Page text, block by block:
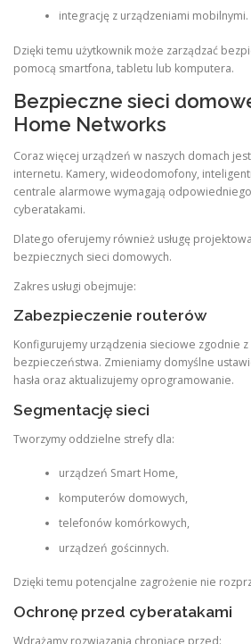
integrację z urządzeniami mobilnymi.
Dzięki temu użytkownik może zarządzać
pomocą smartfona, tabletu lub komputera.
Bezpieczne sieci
Home Networks
Coraz więcej urządzeń w naszych domach
internetu. Kamery, wideodomofony,
centrale alarmowe wymagają
cyberatakami.
Dlatego oferujemy również usługę
bezpiecznych sieci domowych.
Zakres usługi obejmuje:
Zabezpieczenie routerów
Konfigurujemy urządzenia sieciowe zgodnie
bezpieczeństwa. Zmieniamy domyślne
hasła oraz aktualizujemy oprogramowanie.
Segmentację sieci
Tworzymy oddzielne strefy dla:
urządzeń Smart Home,
komputerów domowych,
telefonów komórkowych,
urządzeń gościnnych.
Dzięki temu potencjalne zagrożenie nie
Ochronę przed cyberatakami
Wdrażamy rozwiązania chroniące przed: